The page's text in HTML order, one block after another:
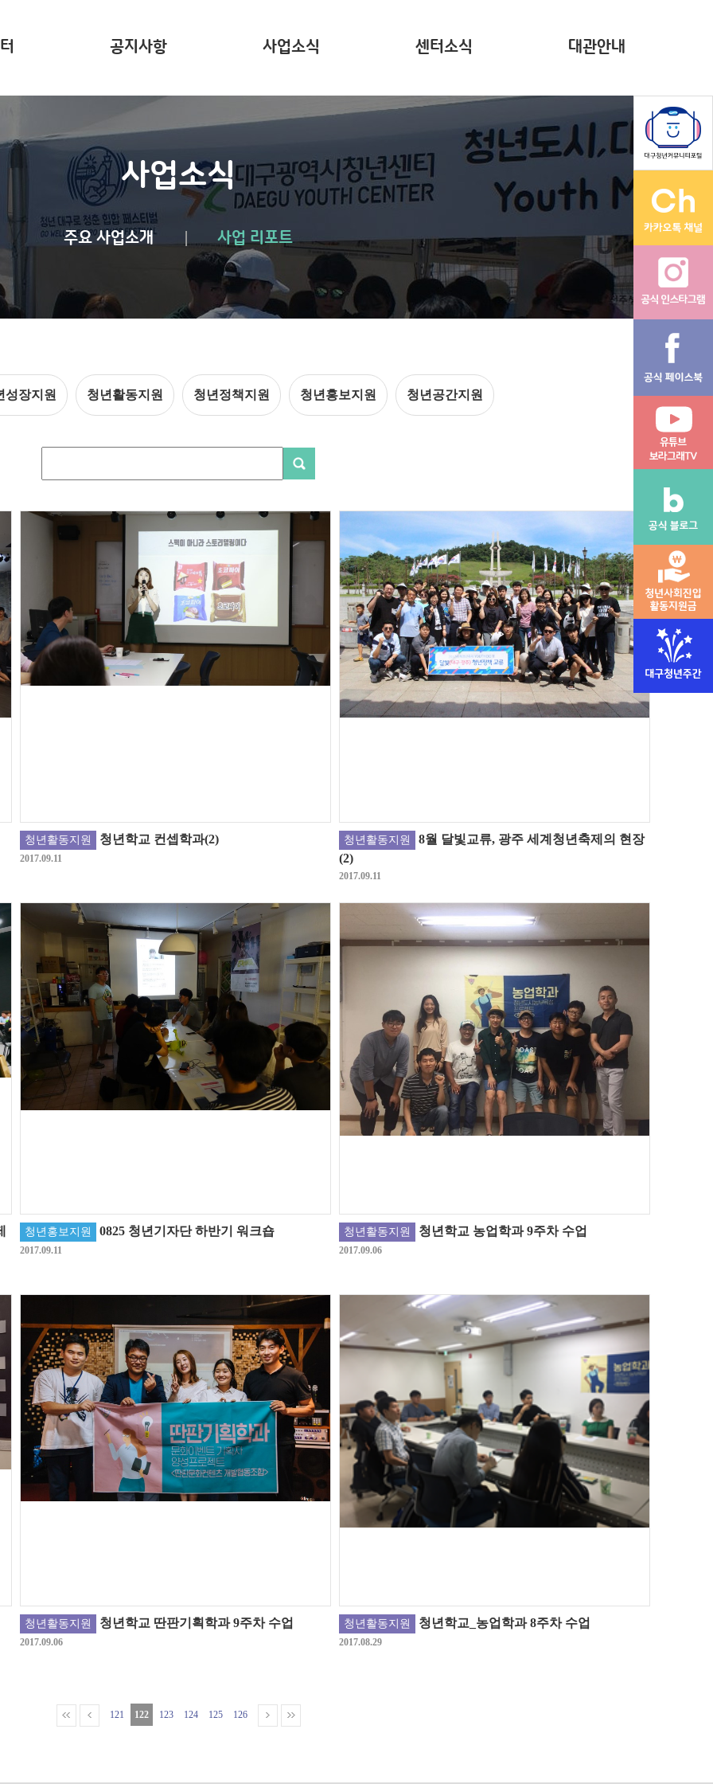
공지사항 사업소식
주요 사업소개
센터소식
뉴스레터(~2023)
계약현황 공시
대관안내
사업소식
주요 사업소개 사업 리포트
성장지원 청년활동지원 청년정책지원 청년홍보지원 청년공간지원
청년활동지원 청년학교 컨셉학과(2)
2017.09.11
청년활동지원
8월 달빛교류, 광주 세계청년축제의 현장
(2)
2017.09.11
청년홍보지원 0825 청년기자단 하반기 워크숍
2017.09.11
청년활동지원 청년학교 농업학과 9주차 수업
2017.09.06
청년활동지원 청년학교 딴판기획학과 9주차 수업
2017.09.06
청년활동지원 청년학교_농업학과 8주차 수업
2017.08.29
121 122 123 124 125 126